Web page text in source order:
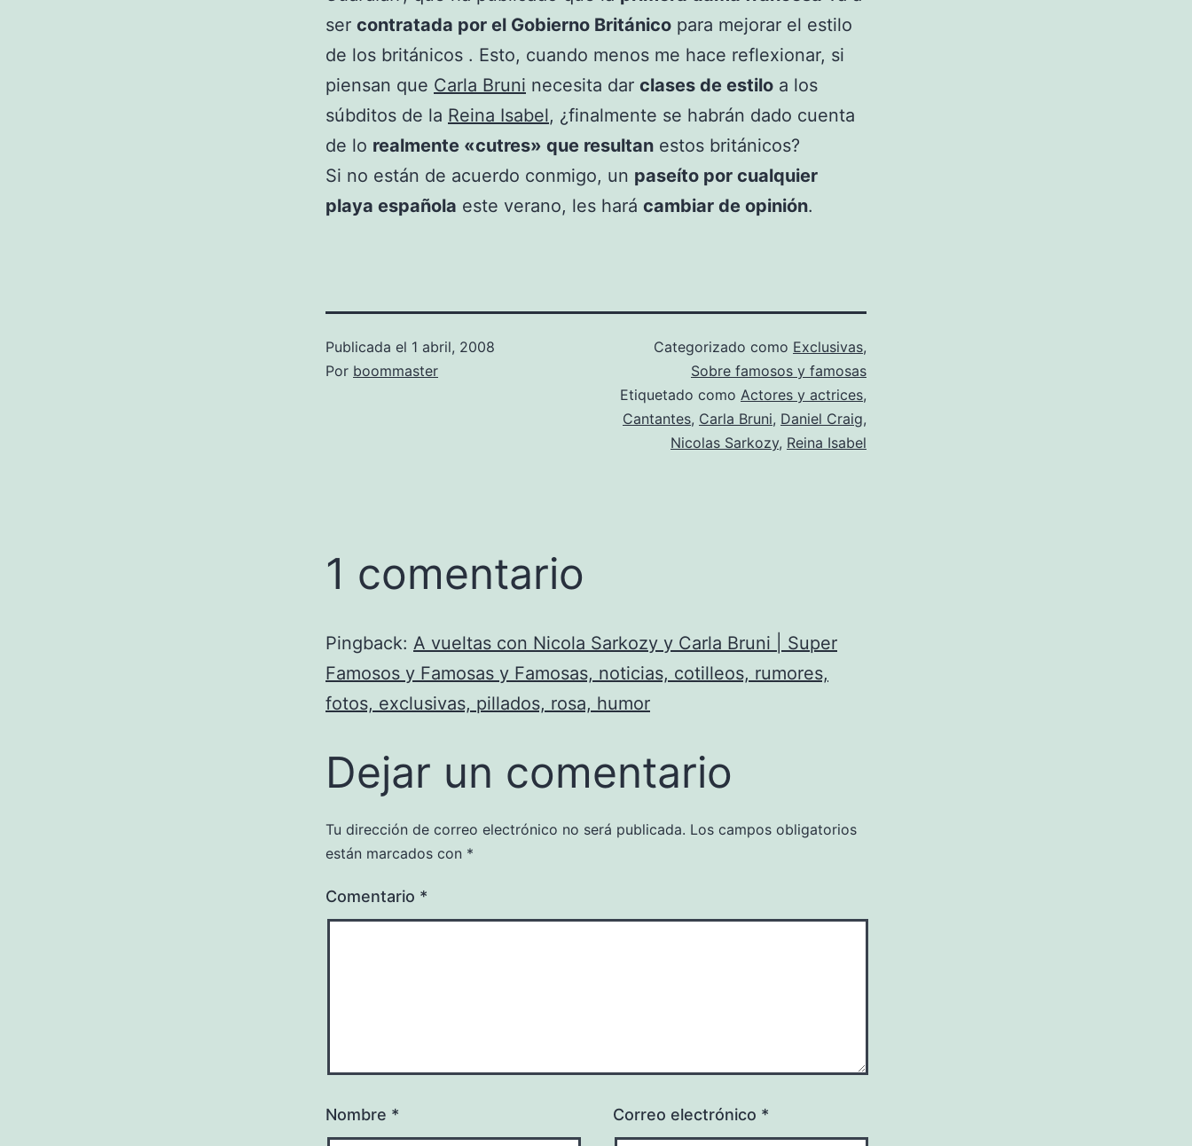
ser contratada por el Gobierno Británico para mejorar el estilo
de los británicos . Esto, cuando menos me hace reflexionar, si
piensan que Carla Bruni necesita dar clases de estilo a los
súbditos de la Reina Isabel, ¿finalmente se habrán dado cuenta
de lo realmente «cutres» que resultan estos británicos?
Si no están de acuerdo conmigo, un paseíto por cualquier
playa española este verano, les hará cambiar de opinión.
Publicada el 1 abril, 2008
Por boommaster
Categorizado como Exclusivas,
Sobre famosos y famosas
Etiquetado como Actores y actrices,
Cantantes, Carla Bruni, Daniel Craig,
Nicolas Sarkozy, Reina Isabel
1 comentario
Pingback: A vueltas con Nicola Sarkozy y Carla Bruni | Super
Famosos y Famosas y Famosas, noticias, cotilleos, rumores,
fotos, exclusivas, pillados, rosa, humor
Dejar un comentario
Tu dirección de correo electrónico no será publicada. Los campos obligatorios
están marcados con *
Comentario *
Nombre * Correo electrónico *